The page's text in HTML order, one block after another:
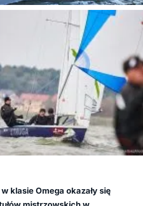
klasie Omega okazały się